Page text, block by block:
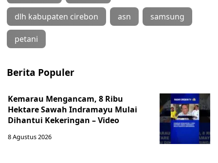
dlh kabupaten cirebon asn samsung
petani
Berita Populer
Kemarau Mengancam, 8 Ribu
Hektare Sawah Indramayu Mulai
Dihantui Kekeringan – Video
8 Agustus 2026